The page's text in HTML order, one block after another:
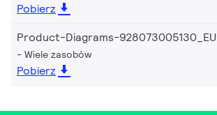
Pobierz
Product-Diagrams-928073005130_EU
Wiele zasobów
Pobierz